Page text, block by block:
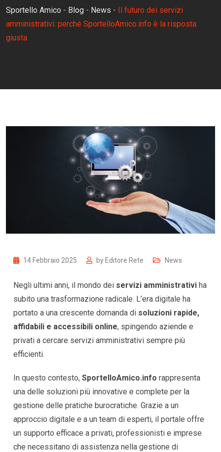
Sportello Amico - Blog - News - Il futuro dei servizi
amministrativi: perché SportelloAmico.info è la risposta
giusta
14 Febbraio 2025 byEditore Rete News
Negli ultimi anni, il mondo dei servizi amministrativi ha
subito una trasformazione radicale. L’era digitale ha
portato a una crescente domanda di soluzioni rapide,
affidabili e accessibili online, spingendo aziende e
privati a cercare servizi amministrativi sempre più
efficienti.
In questo contesto, SportelloAmico.info rappresenta
una delle soluzioni più innovative e complete per la
gestione delle pratiche burocratiche. Grazie a un
approccio digitale e a un team di esperti, il portale offre
un supporto efficace a privati, professionisti e imprese
che necessitano di assistenza nella gestione di